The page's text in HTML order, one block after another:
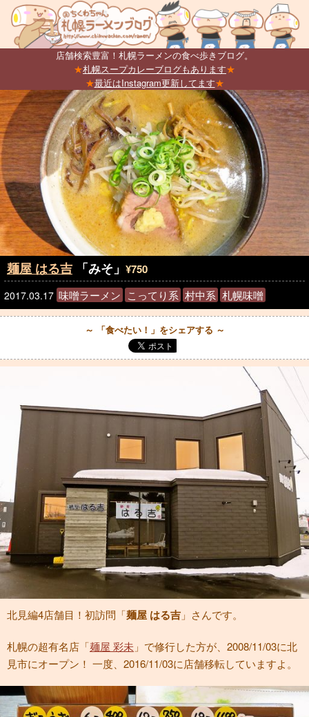
店舗検索豊富！札幌ラーメンの食べ歩きブログ。
★札幌スープカレーブログもあります★
★最近はInstagram更新してます★
麺屋 はる吉 「みそ」 ¥750
2017.03.17 味噌ラーメン こってり系 村中系 札幌味噌
～ 「食べたい！」をシェアする ～
北見編4店舗目！初訪問「麺屋 はる吉 」さんです。
札幌の超有名店「麺屋 彩未 」で修行した方が、2008/11/03に北
見市にオープン！ 一度、2016/11/03に店舗移転していますよ。